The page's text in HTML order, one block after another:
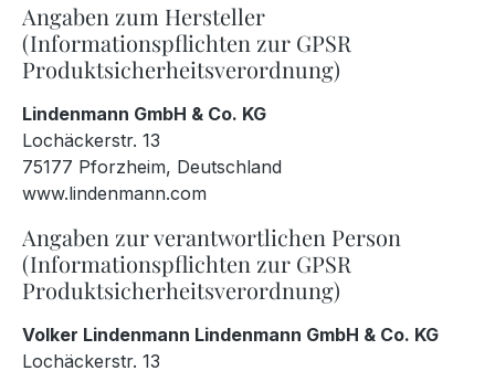
Angaben zum Hersteller
(Informationspflichten zur GPSR
Produktsicherheitsverordnung)
Lindenmann GmbH & Co. KG
Lochäckerstr. 13
75177 Pforzheim, Deutschland
www.lindenmann.com
Angaben zur verantwortlichen Person
(Informationspflichten zur GPSR
Produktsicherheitsverordnung)
Volker Lindenmann Lindenmann GmbH & Co. KG
Lochäckerstr. 13